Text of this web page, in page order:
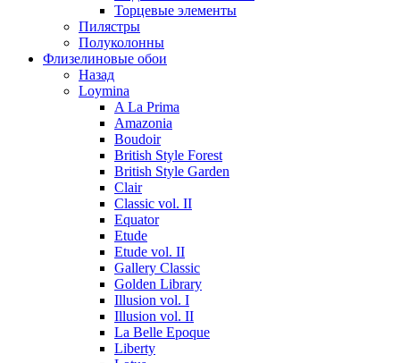
Торцевые элементы
Пилястры
Полуколонны
Флизелиновые обои
Назад
Loymina
A La Prima
Amazonia
Boudoir
British Style Forest
British Style Garden
Clair
Classic vol. II
Equator
Etude
Etude vol. II
Gallery Classic
Golden Library
Illusion vol. I
Illusion vol. II
La Belle Epoque
Liberty